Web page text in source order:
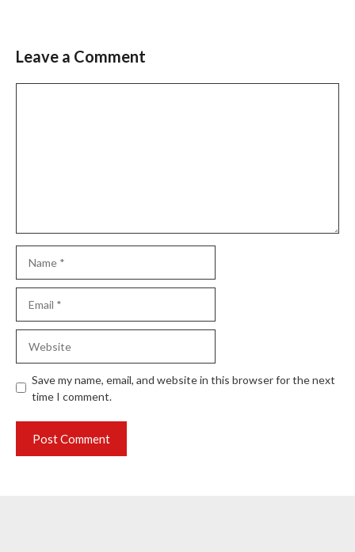
Leave a Comment
Save my name, email, and website in this browser for the next
time I comment.